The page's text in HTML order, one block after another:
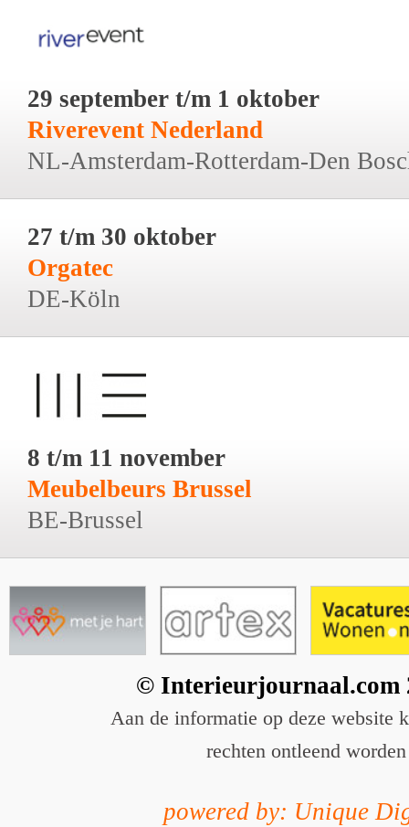
29 september t/m 1 oktober
Riverevent Nederland
NL-Amsterdam-Rotterdam-Den
27 t/m 30 oktober
Orgatec
DE-Köln
8 t/m 11 november
Meubelbeurs Brussel
BE-Brussel
© Interieurjournaal.com
Aan de informatie op deze website
rechten ontleend worden
powered by: Unique